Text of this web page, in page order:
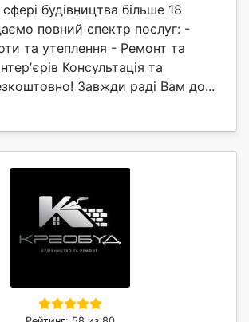
будівництва більше 18
повний спектр послуг: -
та утеплення - Ремонт та
Консультація та
Завжди раді Вам до...